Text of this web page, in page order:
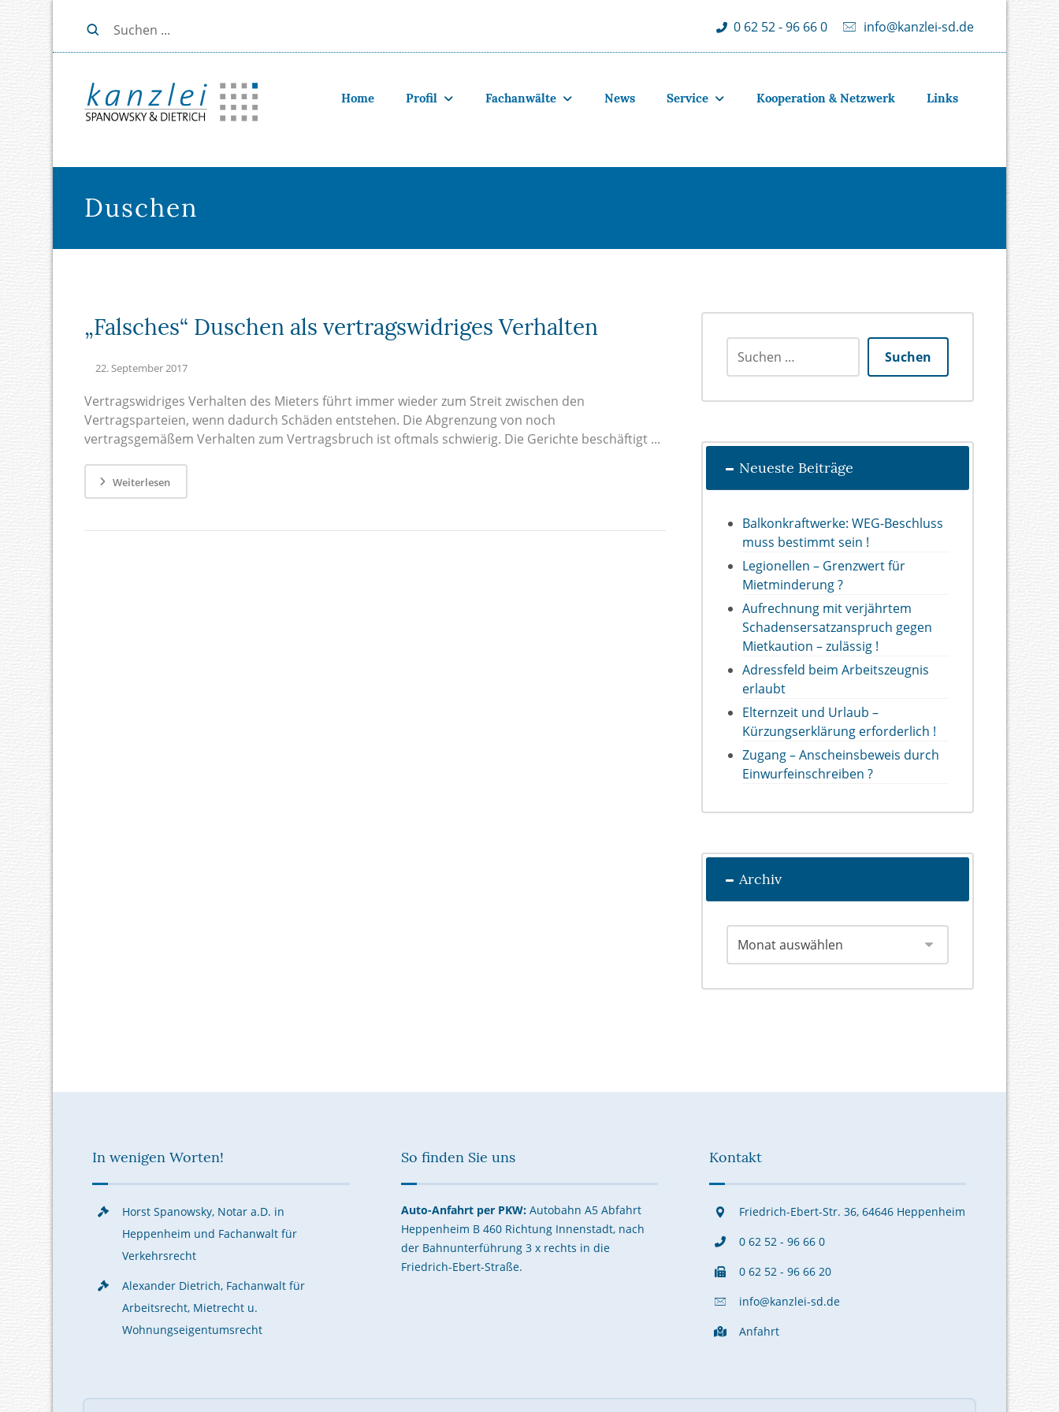
info@kanzlei-sd.de
0 62 52 - 96 66 0
Home Profil Fachanwälte News Service Kooperation & Netzwerk Links
Duschen
„Falsches“ Duschen als vertragswidriges Verhalten
22. September 2017
Vertragswidriges Verhalten des Mieters führt immer wieder zum Streit zwischen den
Vertragsparteien, wenn dadurch Schäden entstehen. Die Abgrenzung von noch
vertragsgemäßem Verhalten zum Vertragsbruch ist oftmals schwierig. Die Gerichte beschäftigt ...
Weiterlesen
Suchen
Neueste Beiträge
Balkonkraftwerke: WEG-Beschluss
muss bestimmt sein !
Legionellen – Grenzwert für
Mietminderung ?
Aufrechnung mit verjährtem
Schadensersatzanspruch gegen
Mietkaution – zulässig !
Adressfeld beim Arbeitszeugnis
erlaubt
Elternzeit und Urlaub –
Kürzungserklärung erforderlich !
Zugang – Anscheinsbeweis durch
Einwurfeinschreiben ?
Archiv
In wenigen Worten!
Horst Spanowsky, Notar a.D. in
Heppenheim und Fachanwalt für
Verkehrsrecht
Alexander Dietrich, Fachanwalt für
Arbeitsrecht, Mietrecht u.
Wohnungseigentumsrecht
So finden Sie uns
Auto-Anfahrt per PKW:Autobahn A5 Abfahrt
Heppenheim B 460 Richtung Innenstadt, nach
der Bahnunterführung 3 x rechts in die
Friedrich-Ebert-Straße.
Kontakt
Friedrich-Ebert-Str. 36, 64646 Heppenheim
0 62 52 - 96 66 0
0 62 52 - 96 66 20
info@kanzlei-sd.de
Anfahrt